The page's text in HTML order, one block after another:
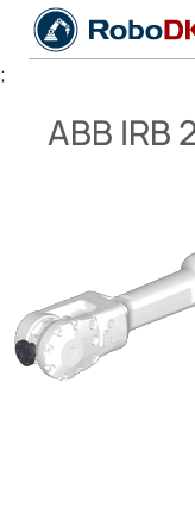
;
ABB